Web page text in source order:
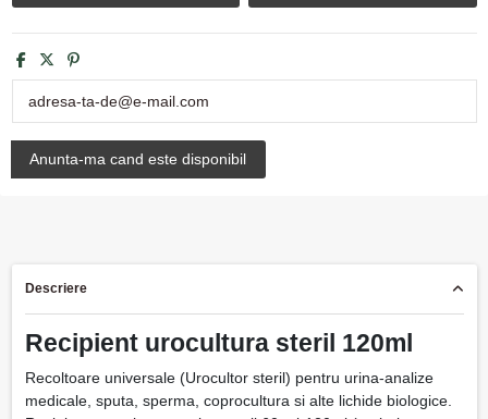
Descriere
Recipient urocultura steril 120ml
Recoltoare universale (Urocultor steril) pentru urina-analize
medicale, sputa, sperma, coprocultura si alte lichide biologice.